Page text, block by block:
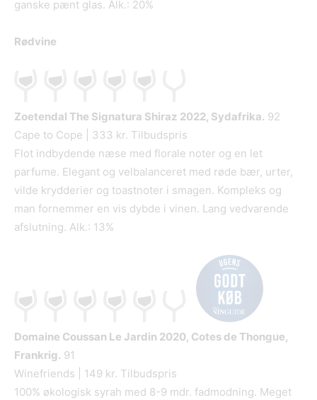
ganske pænt glas. Alk.: 20%
Rødvine
Zoetendal The Signatura Shiraz 2022, Sydafrika. 92
Cape to Cope | 333 kr. Tilbudspris
Flot indbydende næse med florale noter og en let
parfume. Elegant og velbalanceret med røde bær, urter,
vilde krydderier og toastnoter i smagen. Kompleks og
man fornemmer en vis dybde i vinen. Lang vedvarende
afslutning. Alk.: 13%
Domaine Coussan Le Jardin 2020, Cotes de Thongue,
Frankrig. 91
Winefriends | 149 kr. Tilbudspris
100% økologisk syrah med 8-9 mdr. fadmodning. Meget